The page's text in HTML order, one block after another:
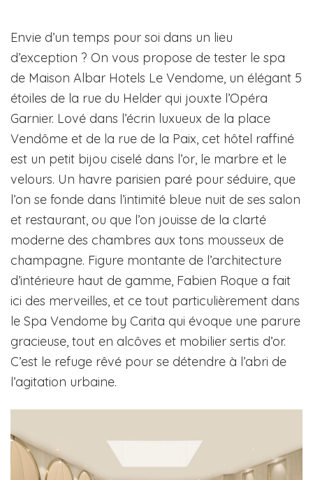
Envie d’un temps pour soi dans un lieu
d’exception ? On vous propose de tester le spa
de Maison Albar Hotels Le Vendome, un élégant 5
étoiles de la rue du Helder qui jouxte l’Opéra
Garnier. Lové dans l’écrin luxueux de la place
Vendôme et de la rue de la Paix, cet hôtel raffiné
est un petit bijou ciselé dans l’or, le marbre et le
velours. Un havre parisien paré pour séduire, que
l’on se fonde dans l’intimité bleue nuit de ses salon
et restaurant, ou que l’on jouisse de la clarté
moderne des chambres aux tons mousseux de
champagne. Figure montante de l’architecture
d’intérieure haut de gamme, Fabien Roque a fait
ici des merveilles, et ce tout particulièrement dans
le Spa Vendome by Carita qui évoque une parure
gracieuse, tout en alcôves et mobilier sertis d’or.
C’est le refuge rêvé pour se détendre à l’abri de
l’agitation urbaine.